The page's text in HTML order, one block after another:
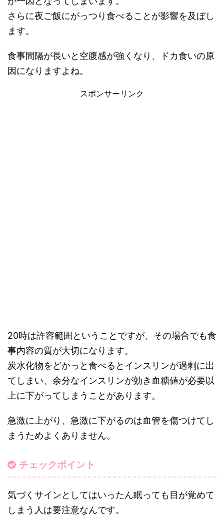
さらに夜ご飯にがっつり食べることが影響を及ぼし
ます。
食事間隔が長いと空腹感が強くなり、ドカ食いの原
因になりますよね。
スポンサーリンク
20時は許容範囲ということですが、その場合でも食
事内容の質が大切になります。
炭水化物をどかっと食べるとインスリンが過剰に出
てしまい、余分なインスリンが効き血糖値が必要以
上に下がってしまうことがあります。
急激に上がり、急激に下がるのは血管を傷つけてし
まうためよくありません。
チェックポイント
気づくサインとしてはいったん眠っても目が覚めて
しまう人は要注意なんです。